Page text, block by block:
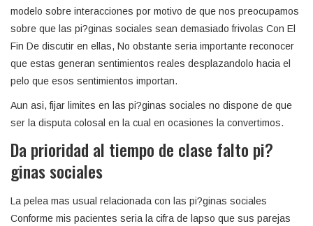
modelo sobre interacciones por motivo de que nos preocupamos
sobre que las pi?ginas sociales sean demasiado frivolas Con El
Fin De discutir en ellas, No obstante seri­a importante reconocer
que estas generan sentimientos reales desplazandolo hacia el
pelo que esos sentimientos importan.
Aun asi, fijar limites en las pi?ginas sociales no dispone de que
ser la disputa colosal en la cual en ocasiones la convertimos.
Da prioridad al tiempo de clase falto pi?
ginas sociales
La pelea mas usual relacionada con las pi?ginas sociales
Conforme mis pacientes seri­a la cifra de lapso que sus parejas